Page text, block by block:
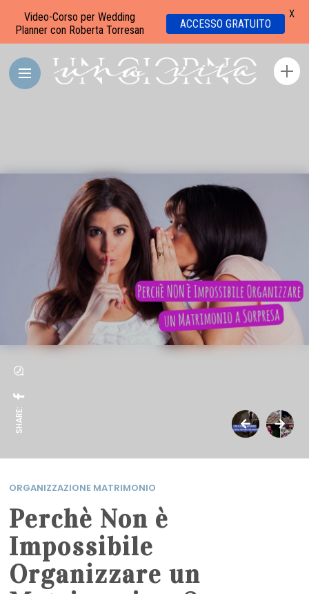
SHARE:
ORGANIZZAZIONE MATRIMONIO
Perchè Non è
Impossibile
Organizzare un
Video-Corso per Wedding
Planner con Roberta Torresan
ACCESSO GRATUITO
X